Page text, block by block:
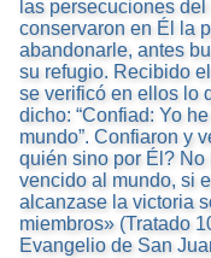
las persecuciones
conservaron en Él la
abandonarle, antes
su refugio. Recibido
se verificó en ellos lo
dicho: “Confiad: Yo
mundo”. Confiaron y
quién sino por Él? No
vencido al mundo, si
alcanzase la victoria
miembros» (Tratado
Evangelio de San